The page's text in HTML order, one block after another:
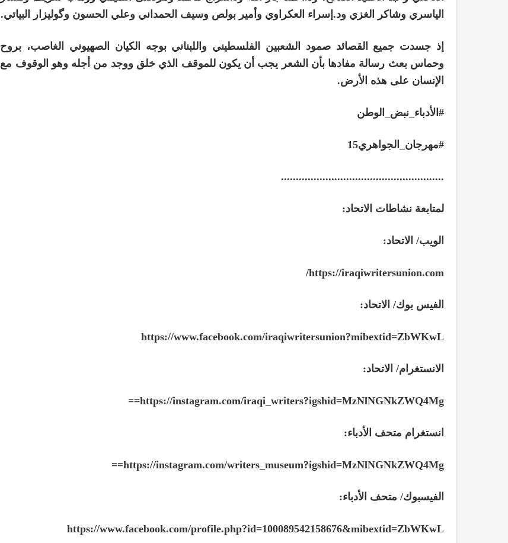
الياسري وشاكر الغزي ود.إسراء العكراوي وأمير بولص وسيف الحمداني وعلي الحسون وگوليزار البياتي.
إذ جسدت جميع القصائد صمود الشعبين الفلسطيني واللبناني بوجه الكيان الصهيوني الغاصب، بروح
وحماس بعث رسالة مفادها بأن الشعر يجب أن يكون للموقف الذي خلق ووجد من أجله وهو الوقوف مع
الإنسان على هذه الأرض.
#الأدباء_نبض_الوطن
#مهرجان_الجواهري15
.......................................................
لمتابعة نشاطات الاتحاد:
الويب/ الاتحاد:
https://iraqiwritersunion.com
/
الفيس بوك/ الاتحاد:
https://www.facebook.com/iraqiwritersunion?mibextid=ZbWKwL
الانستغرام/ الاتحاد:
https://instagram.com/iraqi_writers?igshid=MzNlNGNkZWQ4Mg
==
انستغرام متحف الأدباء:
https://instagram.com/writers_museum?igshid=MzNlNGNkZWQ4Mg
==
الفيسبوك/ متحف الأدباء:
https://www.facebook.com/profile.php?id=100089542158676&mibextid=ZbWKwL